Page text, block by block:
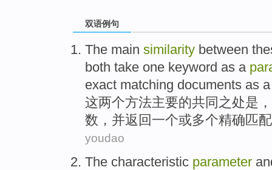
双语例句
The main similarity between
both take one keyword as a
exact matching documents as
这两个方法主要的共同之处是 ，
数 ， 并返回 一个或多个精确匹配
youdao
The characteristic parameter